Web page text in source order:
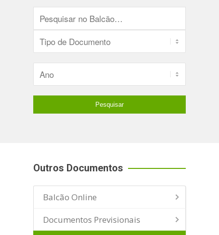
Outros Documentos
Balcão Online
Documentos Previsionais